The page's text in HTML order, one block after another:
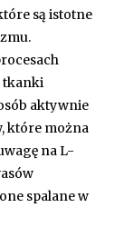
są istotne
tkanki
aktywnie
które można
na L-
spalane w